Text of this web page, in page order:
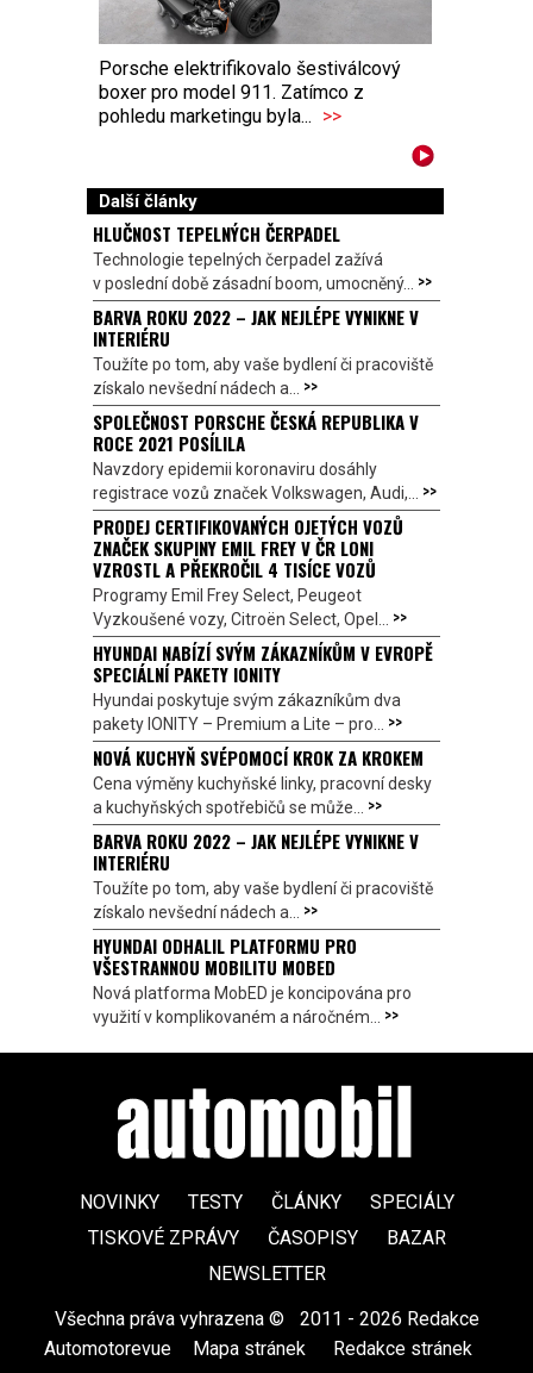
Porsche elektrifikovalo šestiválcový
boxer pro model 911. Zatímco z
pohledu marketingu byla... >>
Další články
HLUČNOST TEPELNÝCH ČERPADEL
Technologie tepelných čerpadel zažívá
v poslední době zásadní boom, umocněný... >>
BARVA ROKU 2022 – JAK NEJLÉPE VYNIKNE V
INTERIÉRU
Toužíte po tom, aby vaše bydlení či pracoviště
získalo nevšední nádech a... >>
SPOLEČNOST PORSCHE ČESKÁ REPUBLIKA V
ROCE 2021 POSÍLILA
Navzdory epidemii koronaviru dosáhly
registrace vozů značek Volkswagen, Audi,... >>
PRODEJ CERTIFIKOVANÝCH OJETÝCH VOZŮ
ZNAČEK SKUPINY EMIL FREY V ČR LONI
VZROSTL A PŘEKROČIL 4 TISÍCE VOZŮ
Programy Emil Frey Select, Peugeot
Vyzkoušené vozy, Citroën Select, Opel... >>
HYUNDAI NABÍZÍ SVÝM ZÁKAZNÍKŮM V EVROPĚ
SPECIÁLNÍ PAKETY IONITY
Hyundai poskytuje svým zákazníkům dva
pakety IONITY – Premium a Lite – pro... >>
NOVÁ KUCHYŇ SVÉPOMOCÍ KROK ZA KROKEM
Cena výměny kuchyňské linky, pracovní desky
a kuchyňských spotřebičů se může... >>
BARVA ROKU 2022 – JAK NEJLÉPE VYNIKNE V
INTERIÉRU
Toužíte po tom, aby vaše bydlení či pracoviště
získalo nevšední nádech a... >>
HYUNDAI ODHALIL PLATFORMU PRO
VŠESTRANNOU MOBILITU MOBED
Nová platforma MobED je koncipována pro
využití v komplikovaném a náročném... >>
NOVINKY TESTY ČLÁNKY
SPECIÁLY
TISKOVÉ ZPRÁVY
ČASOPISY
BAZAR
NEWSLETTER
Všechna práva vyhrazena ©
2011 - 2026 Redakce
Automotorevue
Mapa stránek Redakce stránek